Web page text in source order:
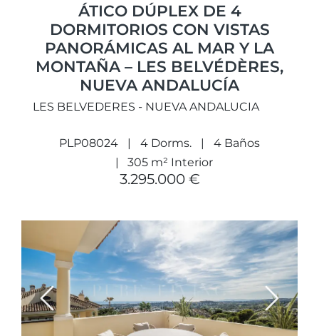
ÁTICO DÚPLEX DE 4
DORMITORIOS CON VISTAS
PANORÁMICAS AL MAR Y LA
MONTAÑA – LES BELVÉDÈRES,
NUEVA ANDALUCÍA
LES BELVEDERES - NUEVA ANDALUCIA
PLP08024 4 Dorms.
4 Baños
305 m² Interior
3.295.000 €
Previous Next